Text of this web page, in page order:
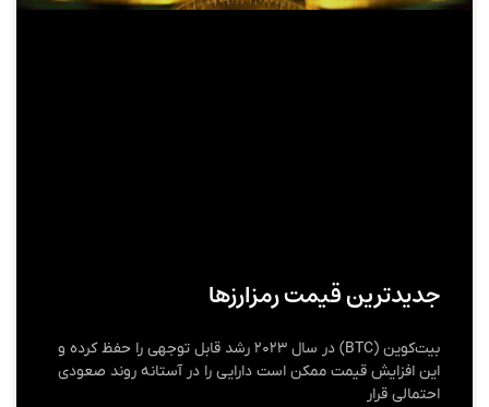
جدیدترین قیمت رمزارزها
بیت‌کوین (BTC) در سال ۲۰۲۳ رشد قابل توجهی را حفظ کرده و
این افزایش قیمت ممکن است دارایی را در آستانه روند صعودی
احتمالی قرار